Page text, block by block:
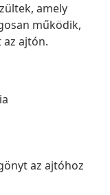
amely
működik,
ajtón.
az ajtóhoz